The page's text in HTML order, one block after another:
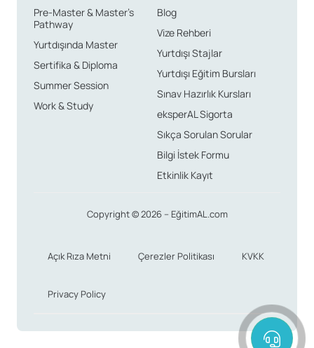
Özel Üniversiteler Ücret
Bilgisi
Özel üniversitelerde ise eğitim ücretleri 5000 Euro’dan
başlayarak 30,000 Euro’ya kadar çıkabilmektedir. Yani,
özel üniversitelerde eğitim almayı düşünen
öğrencilerin bütçelerini iyi planlaması gerekmektedir.
Şartları
İtalya’da birçok burs olanağı bulunmaktadır.
akademik başarılarına dayanmakta ve maddi
gereksinimlere göre verilmektedir. Burs başvuruları için
ilgili belgelerin eksiksiz bir şekilde hazırlanması
Pre-Master & Master’s
Pathway
Yurtdışında Master
Sertifika & Diploma
Summer Session
Work & Study
Blog
Vize Rehberi
Yurtdışı Stajlar
Yurtdışı Eğitim Bursları
Sınav Hazırlık Kursları
eksperAL Sigorta
Sıkça Sorulan Sorular
Bilgi İstek Formu
Etkinlik Kayıt
Copyright © 2026 – EğitimAL.com
Açık Rıza Metni Çerezler Politikası KVKK
Privacy Policy